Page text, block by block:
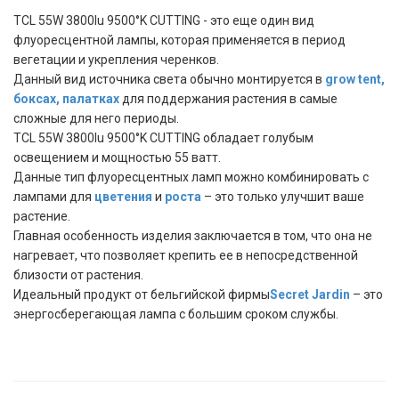
TCL 55W 3800lu 9500°K CUTTING - это еще один вид
флуоресцентной лампы, которая применяется в период
вегетации и укрепления черенков.
Данный вид источника света обычно монтируется в grow tent,
боксах, палатках для поддержания растения в самые
сложные для него периоды.
TCL 55W 3800lu 9500°K CUTTING обладает голубым
освещением и мощностью 55 ватт.
Данные тип флуоресцентных ламп можно комбинировать с
лампами для цветения и роста – это только улучшит ваше
растение.
Главная особенность изделия заключается в том, что она не
нагревает, что позволяет крепить ее в непосредственной
близости от растения.
Идеальный продукт от бельгийской фирмыSecret Jardin – это
энергосберегающая лампа с большим сроком службы.